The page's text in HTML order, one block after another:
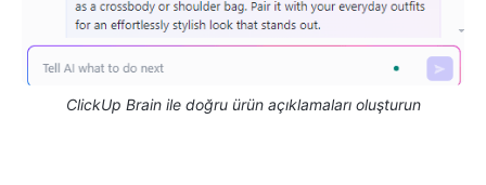
ClickUp Brain ile doğru ürün açıklamaları oluşturun